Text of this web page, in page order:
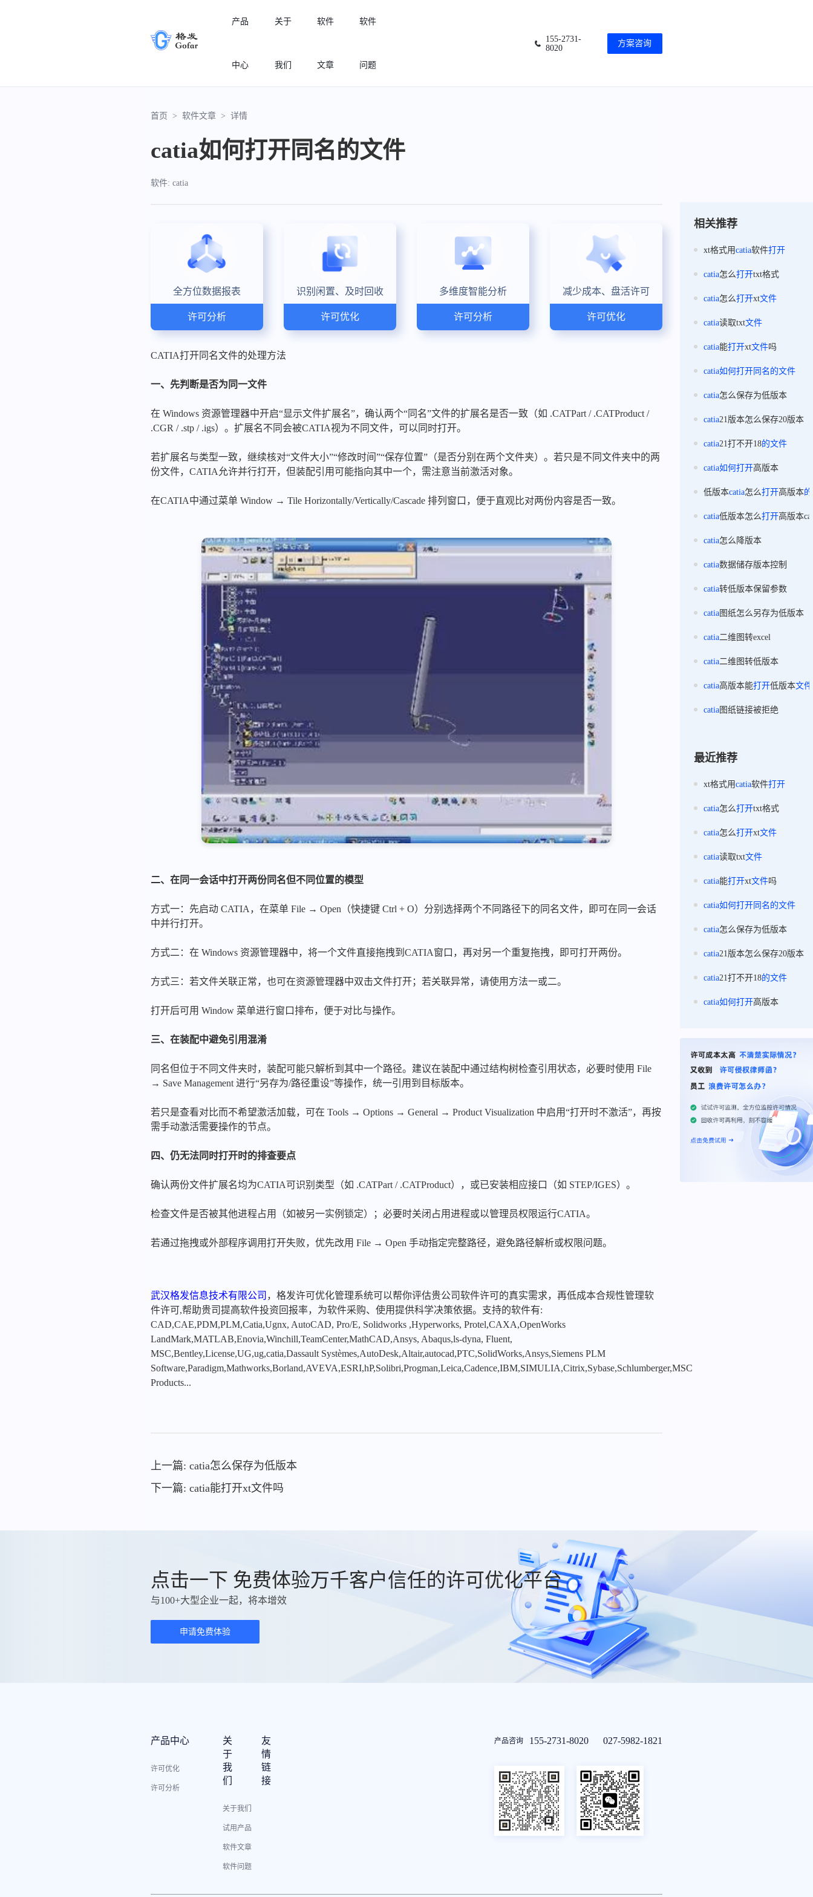
产品
中心
许可分析
实现专业软件许可精细化管理
关于
我们
软件
文章
软件
问题
155-2731-
8020
方案咨询
首页 > 软件文章 > 详情
catia如何打开同名的文件
软件: catia
全方位数据报表
许可分析
识别闲置、及时回收
许可优化
多维度智能分析
许可分析
减少成本、盘活许可
许可优化
CATIA打开同名文件的处理方法
一、先判断是否为同一文件
在 Windows 资源管理器中开启“显示文件扩展名”，确认两个“同名”文件的扩展名是否一致（如 .CATPart / .CATProduct /
.CGR / .stp / .igs）。扩展名不同会被CATIA视为不同文件，可以同时打开。
若扩展名与类型一致，继续核对“文件大小”“修改时间”“保存位置”（是否分别在两个文件夹）。若只是不同文件夹中的两
份文件，CATIA允许并行打开，但装配引用可能指向其中一个，需注意当前激活对象。
在CATIA中通过菜单 Window → Tile Horizontally/Vertically/Cascade 排列窗口，便于直观比对两份内容是否一致。
二、在同一会话中打开两份同名但不同位置的模型
方式一：先启动 CATIA，在菜单 File → Open（快捷键 Ctrl + O）分别选择两个不同路径下的同名文件，即可在同一会话
中并行打开。
方式二：在 Windows 资源管理器中，将一个文件直接拖拽到CATIA窗口，再对另一个重复拖拽，即可打开两份。
方式三：若文件关联正常，也可在资源管理器中双击文件打开；若关联异常，请使用方法一或二。
打开后可用 Window 菜单进行窗口排布，便于对比与操作。
三、在装配中避免引用混淆
同名但位于不同文件夹时，装配可能只解析到其中一个路径。建议在装配中通过结构树检查引用状态，必要时使用 File
→ Save Management 进行“另存为/路径重设”等操作，统一引用到目标版本。
若只是查看对比而不希望激活加载，可在 Tools → Options → General → Product Visualization 中启用“打开时不激活”，再按
需手动激活需要操作的节点。
四、仍无法同时打开时的排查要点
确认两份文件扩展名均为CATIA可识别类型（如 .CATPart / .CATProduct），或已安装相应接口（如 STEP/IGES）。
检查文件是否被其他进程占用（如被另一实例锁定）；必要时关闭占用进程或以管理员权限运行CATIA。
若通过拖拽或外部程序调用打开失败，优先改用 File → Open 手动指定完整路径，避免路径解析或权限问题。
武汉格发信息技术有限公司 ，格发许可优化管理系统可以帮你评估贵公司软件许可的真实需求，再低成本合规性管理软
件许可,帮助贵司提高软件投资回报率，为软件采购、使用提供科学决策依据。支持的软件有:
CAD,CAE,PDM,PLM,Catia,Ugnx, AutoCAD, Pro/E, Solidworks ,Hyperworks, Protel,CAXA,OpenWorks
LandMark,MATLAB,Enovia,Winchill,TeamCenter,MathCAD,Ansys, Abaqus,ls-dyna, Fluent,
MSC,Bentley,License,UG,ug,catia,Dassault Systèmes,AutoDesk,Altair,autocad,PTC,SolidWorks,Ansys,Siemens PLM
Software,Paradigm,Mathworks,Borland,AVEVA,ESRI,hP,Solibri,Progman,Leica,Cadence,IBM,SIMULIA,Citrix,Sybase,Schlumberger,MSC
Products...
上一篇: catia怎么保存为低版本
下一篇: catia能打开xt文件吗
相关推荐
xt格式用catia软件打开
catia怎么打开txt格式
catia怎么打开xt文件
catia读取txt文件
catia能打开xt文件吗
catia如何打开同名 的文件
catia怎么保存为低版本
catia21版本怎么保存20版本
catia21打不开18的文件
catia如何打开高版本
低版本catia怎么打开高版本的
catia低版本怎么打开高版本
catia怎么降版本
catia数据储存版本控制
catia转低版本保留参数
catia图纸怎么另存为低版本
catia二维图转excel
catia二维图转低版本
catia高版本能打开低版本文件
catia图纸链接被拒绝
最近推荐
xt格式用catia软件打开
catia怎么打开txt格式
catia怎么打开xt文件
catia读取txt文件
catia能打开xt文件吗
catia如何打开同名 的文件
catia怎么保存为低版本
catia21版本怎么保存20版本
catia21打不开18的文件
catia如何打开高版本
点击一下 免费体验万千客户信任的许可优化平台
与100+大型企业一起，将本增效
申请免费体验
产品中心
许可优化
许可分析
关
于
我
们
关于我们
试用产品
软件文章
软件问题
友
情
链
接
产品咨询 155-2731-8020 027-5982-1821